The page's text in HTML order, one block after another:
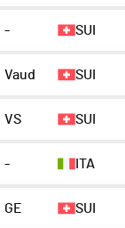
- SUI
Vaud SUI
VS SUI
- ITA
GE SUI